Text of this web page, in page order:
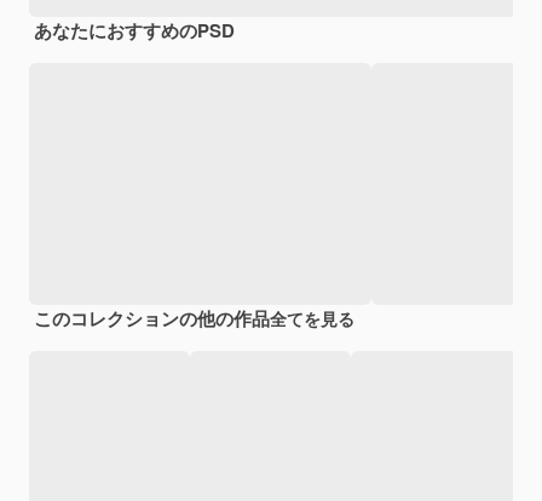
あなたにおすすめのPSD
このコレクションの他の作品全てを見る